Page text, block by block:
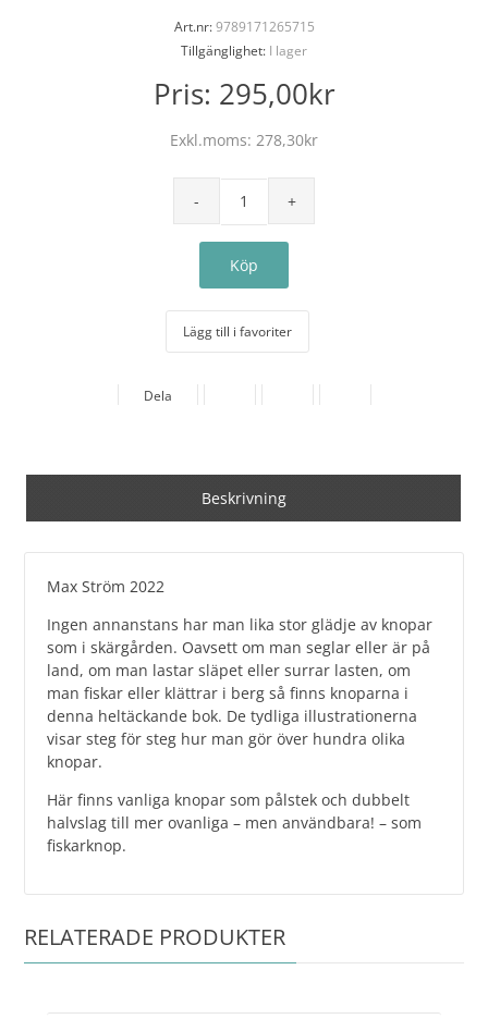
Art.nr:9789171265715
Tillgänglighet: I lager
Pris: 295,00kr
Exkl.moms: 278,30kr
Lägg till i favoriter
Dela
Beskrivning
Max Ström 2022
Ingen annanstans har man lika stor glädje av knopar
som i skärgården. Oavsett om man seglar eller är på
land, om man lastar släpet eller surrar lasten, om
man fiskar eller klättrar i berg så finns knoparna i
denna heltäckande bok. De tydliga illustrationerna
visar steg för steg hur man gör över hundra olika
knopar.
Här finns vanliga knopar som pålstek och dubbelt
halvslag till mer ovanliga – men användbara! – som
fiskarknop.
RELATERADE PRODUKTER